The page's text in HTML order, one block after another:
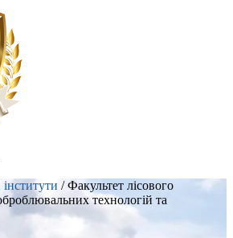
/Факультет лісового
технологій та